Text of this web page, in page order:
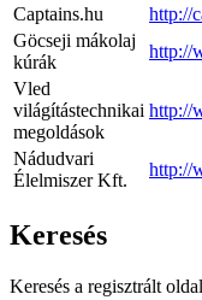
Captains.hu
http://
Göcseji mákolaj
kúrák
http://
Vled
világítástechnikai
megoldások
http://
Nádudvari
Élelmiszer Kft.
http://
Keresés
Keresés a regisztrált